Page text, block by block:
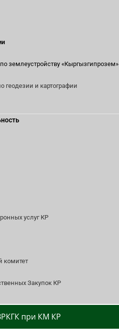
землеустройству «Кыргызгипрозем»
геодезии и картографии
услуг КР
комитет
Закупок КР
при КМ КР